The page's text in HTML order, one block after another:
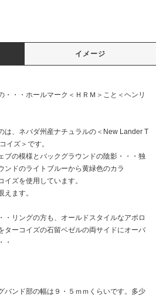
イメージ
・・・ホールマーク＜ＨＲＭ＞こと＜ヘンリ
は、ネバダ州産ナチュラルの＜New Lander T
イズ＞です。
ブの模様とバックグラウンドの陰影・・・独
ンドのライトブルーから黄緑色のカラ
ズを使用しています。
ます。
・リングの方も、オールドスタイルなアポロ
ターコイズの石留ベゼルの両サイドにオーバ
・
ンド部の幅は９・５ｍｍくらいです。多少